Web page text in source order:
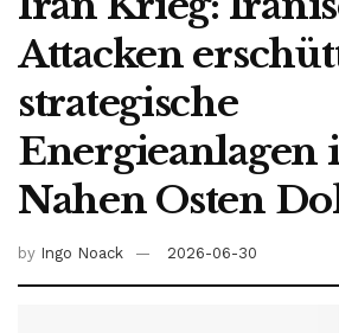
Attacken
strategische
Energieanlagen
Nahen Osten
by Ingo Noack 2026-06-30